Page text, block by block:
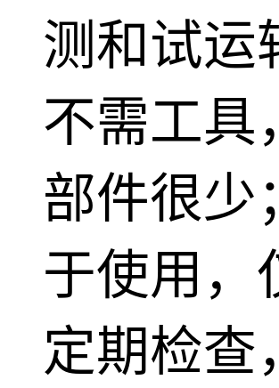
测和试运
不需工具
部件很少
于使用，
定期检查